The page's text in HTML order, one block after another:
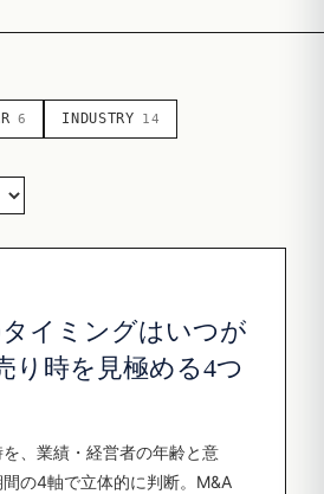
6 INDUSTRY 14
イミングはいつが
り時を見極める4つ
、業績・経営者の年齢と意
の4軸で立体的に判断。M&A